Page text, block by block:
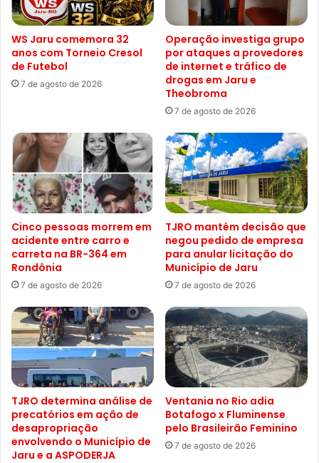
WS Jaru comemora 32
anos com Torneio Cresol
de Futebol
7 de agosto de 2026
Operação investiga grupo
por ataques a provedores
de internet e tráfico de
drogas em Jaru e
Theobroma
7 de agosto de 2026
Cinco pessoas morrem em
acidente entre carro e
carreta na BR-364 em
Rondônia
7 de agosto de 2026
TJRO mantém decisão que
negou pedido de empresa
para anular licitação do
Município de Jaru
7 de agosto de 2026
TJRO determina análise de
precatórios em ação de
desapropriação
envolvendo o Município de
Jaru e a ASPODERJA
Ventania no Rio adia
Botafogo x Fluminense
pelo Brasileirão Feminino
7 de agosto de 2026